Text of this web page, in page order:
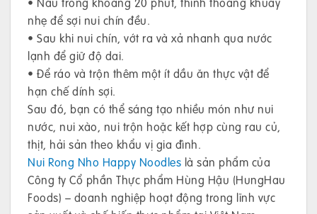
nhẹ để sợi nui chín đều.
• Sau khi nui chín, vớt ra và xả nhanh qua nước
lạnh để giữ độ dai.
• Để ráo và trộn thêm một ít dầu ăn thực vật để
hạn chế dính sợi.
Sau đó, bạn có thể sáng tạo nhiều món như nui
nước, nui xào, nui trộn hoặc kết hợp cùng rau củ,
thịt, hải sản theo khẩu vị gia đình.
Nui Rong Nho Happy Noodles là sản phẩm của
Công ty Cổ phần Thực phẩm Hùng Hậu (HungHau
Foods) – doanh nghiệp hoạt động trong lĩnh vực